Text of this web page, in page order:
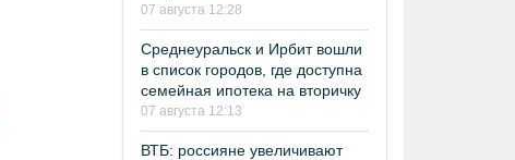
07 августа 12:28
Среднеуральск и Ирбит вошли
в список городов, где доступна
семейная ипотека на вторичку
07 августа 12:13
ВТБ: россияне увеличивают